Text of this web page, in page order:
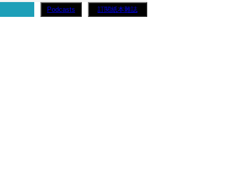
Podcasts 訂閱紙本雜誌